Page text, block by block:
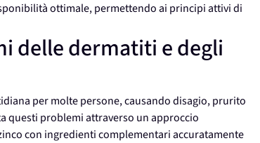
ottimale, permettendo ai principi attivi di
delle dermatiti e degli
per molte persone, causando disagio, prurito
questi problemi attraverso un approccio
con ingredienti complementari accuratamente